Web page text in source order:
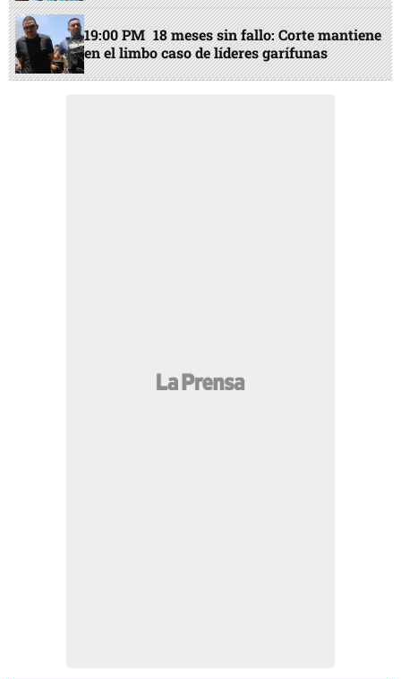
19:00 PM 18 meses sin fallo: Corte mantiene
en el limbo caso de líderes garífunas